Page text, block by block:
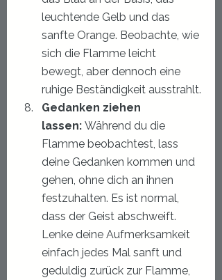
leuchtende Gelb und das
sanfte Orange. Beobachte, wie
sich die Flamme leicht
bewegt, aber dennoch eine
ruhige Beständigkeit ausstrahlt.
Gedanken ziehen
lassen: Während du die
Flamme beobachtest, lass
deine Gedanken kommen und
gehen, ohne dich an ihnen
festzuhalten. Es ist normal,
dass der Geist abschweift.
Lenke deine Aufmerksamkeit
einfach jedes Mal sanft und
geduldig zurück zur Flamme,